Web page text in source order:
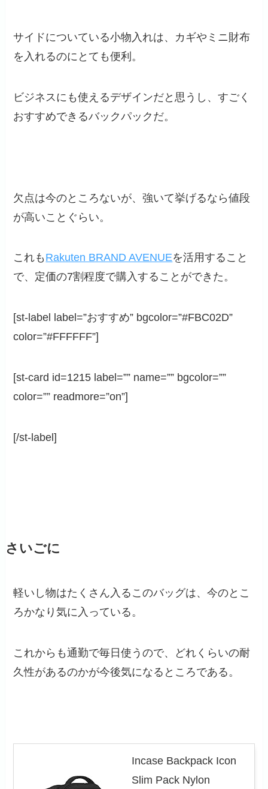
サイドについている小物入れは、カギやミニ財布
を入れるのにとても便利。
ビジネスにも使えるデザインだと思うし、すごく
おすすめできるバックパックだ。
欠点は今のところないが、強いて挙げるなら値段
が高いことぐらい。
これも Rakuten BRAND AVENUEを活用すること
で、定価の7割程度で購入することができた。
[st-label label=”おすすめ” bgcolor=”#FBC02D”
color=”#FFFFFF”]
[st-card id=1215 label=”” name=”” bgcolor=””
color=”” readmore=”on”]
[/st-label]
さいごに
軽いし物はたくさん入るこのバッグは、今のとこ
ろかなり気に入っている。
これからも通勤で毎日使うので、どれくらいの耐
久性があるのかが今後気になるところである。
Incase Backpack Icon
Slim Pack Nylon